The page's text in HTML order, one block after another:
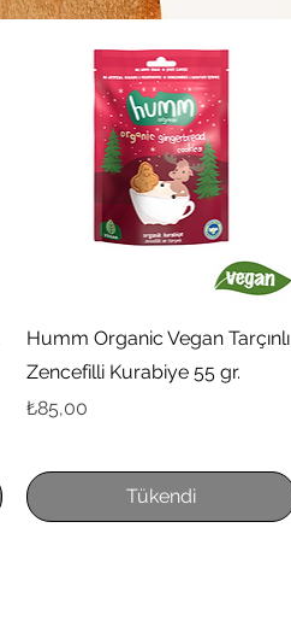
Hızlı Bakış
Humm Organic Vegan Tarçınlı
Zencefilli Kurabiye 55 gr.
Fiyat
₺85,00
Tükendi